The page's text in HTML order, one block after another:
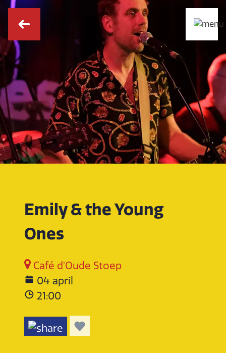
Emily & the Young
Ones
Café d'Oude Stoep
04 april
21:00